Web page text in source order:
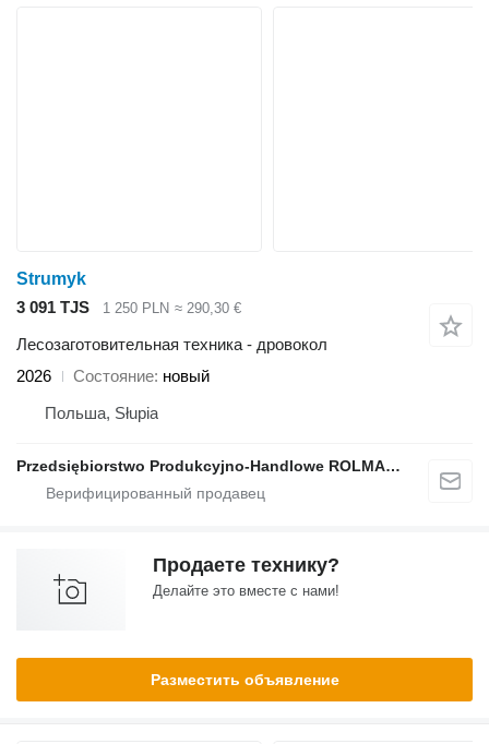
Strumyk
3 091 TJS
1 250 PLN ≈ 290,30 €
Лесозаготовительная техника - дровокол
2026
Состояние новый
Польша, Słupia
Przedsiębiorstwo Produkcyjno-Handlowe ROLMAPOL Marcin Dziekan
Продаете технику?
Делайте это вместе с нами!
Разместить объявление